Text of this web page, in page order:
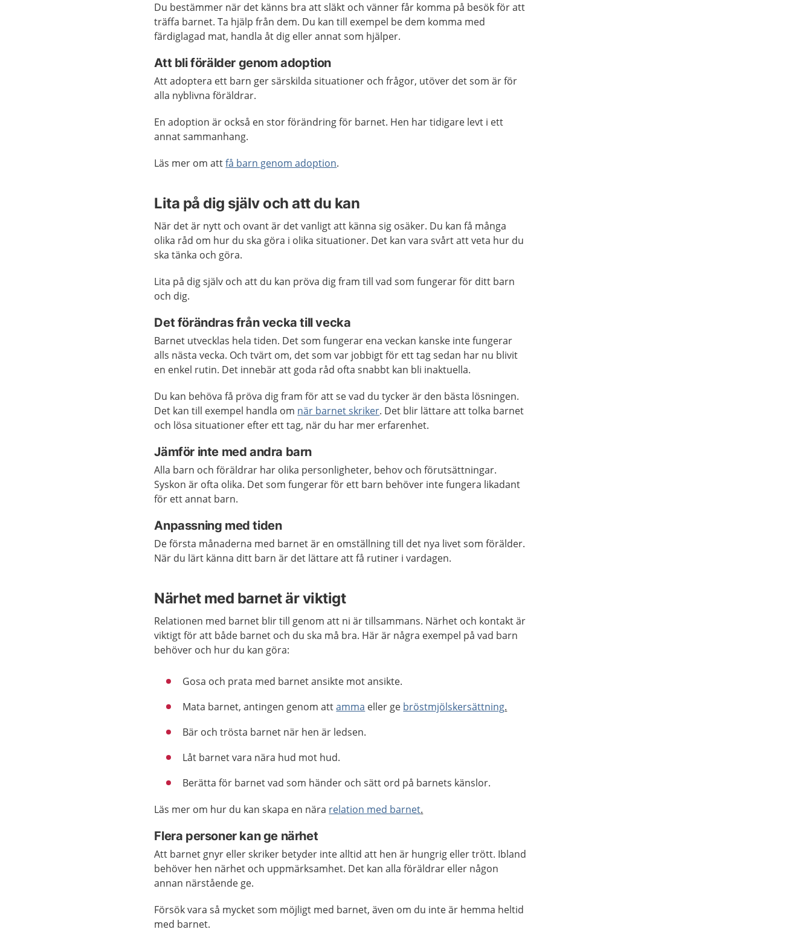
Du bestämmer när det känns bra att släkt och vänner får komma på besök för att
träffa barnet. Ta hjälp från dem. Du kan till exempel be dem komma med
färdiglagad mat, handla åt dig eller annat som hjälper.
Att bli förälder genom adoption
Att adoptera ett barn ger särskilda situationer och frågor, utöver det som är för
alla nyblivna föräldrar.
En adoption är också en stor förändring för barnet. Hen har tidigare levt i ett
annat sammanhang.
Läs mer om attfå barn genom adoption.
Lita på dig själv och att du kan
När det är nytt och ovant är det vanligt att känna sig osäker. Du kan få många
olika råd om hur du ska göra i olika situationer. Det kan vara svårt att veta hur du
ska tänka och göra.
Lita på dig själv och att du kan pröva dig fram till vad som fungerar för ditt barn
och dig.
Det förändras från vecka till vecka
Barnet utvecklas hela tiden. Det som fungerar ena veckan kanske inte fungerar
alls nästa vecka. Och tvärt om, det som var jobbigt för ett tag sedan har nu blivit
en enkel rutin. Det innebär att goda råd ofta snabbt kan bli inaktuella.
Du kan behöva få pröva dig fram för att se vad du tycker är den bästa lösningen.
Det kan till exempel handla om när barnet skriker. Det blir lättare att tolka barnet
och lösa situationer efter ett tag, när du har mer erfarenhet.
Jämför inte med andra barn
Alla barn och föräldrar har olika personligheter, behov och förutsättningar.
Syskon är ofta olika. Det som fungerar för ett barn behöver inte fungera likadant
för ett annat barn.
Anpassning med tiden
De första månaderna med barnet är en omställning till det nya livet som förälder.
När du lärt känna ditt barn är det lättare att få rutiner i vardagen.
Närhet med barnet är viktigt
Relationen med barnet blir till genom att ni är tillsammans. Närhet och kontakt är
viktigt för att både barnet och du ska må bra. Här är några exempel på vad barn
behöver och hur du kan göra:
Gosa och prata med barnet ansikte mot ansikte.
Mata barnet, antingen genom attamma eller ge bröstmjölskersättning.
Bär och trösta barnet när hen är ledsen.
Låt barnet vara nära hud mot hud.
Berätta för barnet vad som händer och sätt ord på barnets känslor.
Läs mer om hur du kan skapa en nära relation med barnet.
Flera personer kan ge närhet
Att barnet gnyr eller skriker betyder inte alltid att hen är hungrig eller trött. Ibland
behöver hen närhet och uppmärksamhet. Det kan alla föräldrar eller någon
annan närstående ge.
Försök vara så mycket som möjligt med barnet, även om du inte är hemma heltid
med barnet.